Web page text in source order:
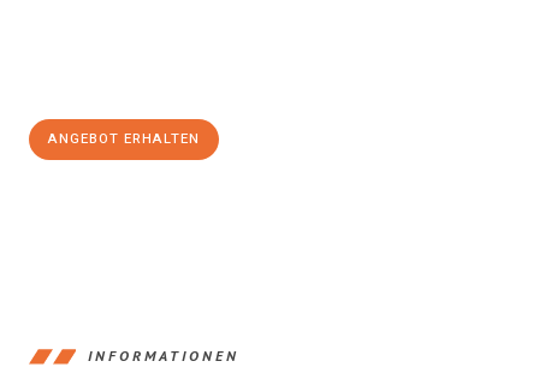
ANGEBOT ERHALTEN
INFORMATIONEN